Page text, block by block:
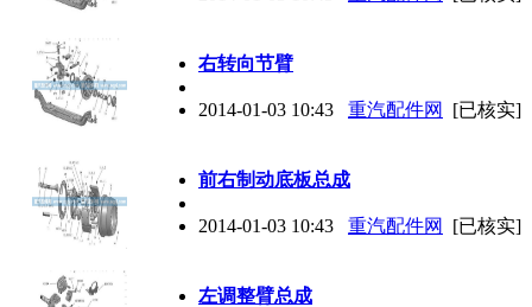
右转向节臂
2014-01-03 10:43 重汽配件网 [已核实]
前右制动底板总成
2014-01-03 10:43 重汽配件网 [已核实]
左调整臂总成